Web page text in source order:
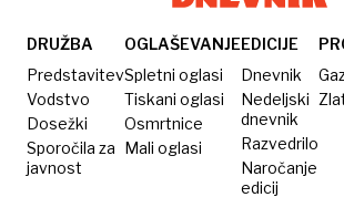
lahko
leti
3000
kilometrov
daleč
DRUŽBA
Predstavitev
Vodstvo
Dosežki
Sporočila za
javnost
OGLAŠEVANJE
Spletni oglasi
Tiskani oglasi
Osmrtnice
Mali oglasi
EDICIJE
Dnevnik
Nedeljski
dnevnik
Razvedrilo
Naročanje
edicij